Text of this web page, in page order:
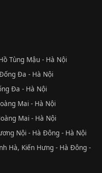
Tùng Mậu - Hà Nội
Đa - Hà Nội
Đa - Hà Nội
Mai - Hà Nội
Mai - Hà Nội
Nội - Hà Đông - Hà Nội
Hà, Kiến Hưng - Hà Đông -